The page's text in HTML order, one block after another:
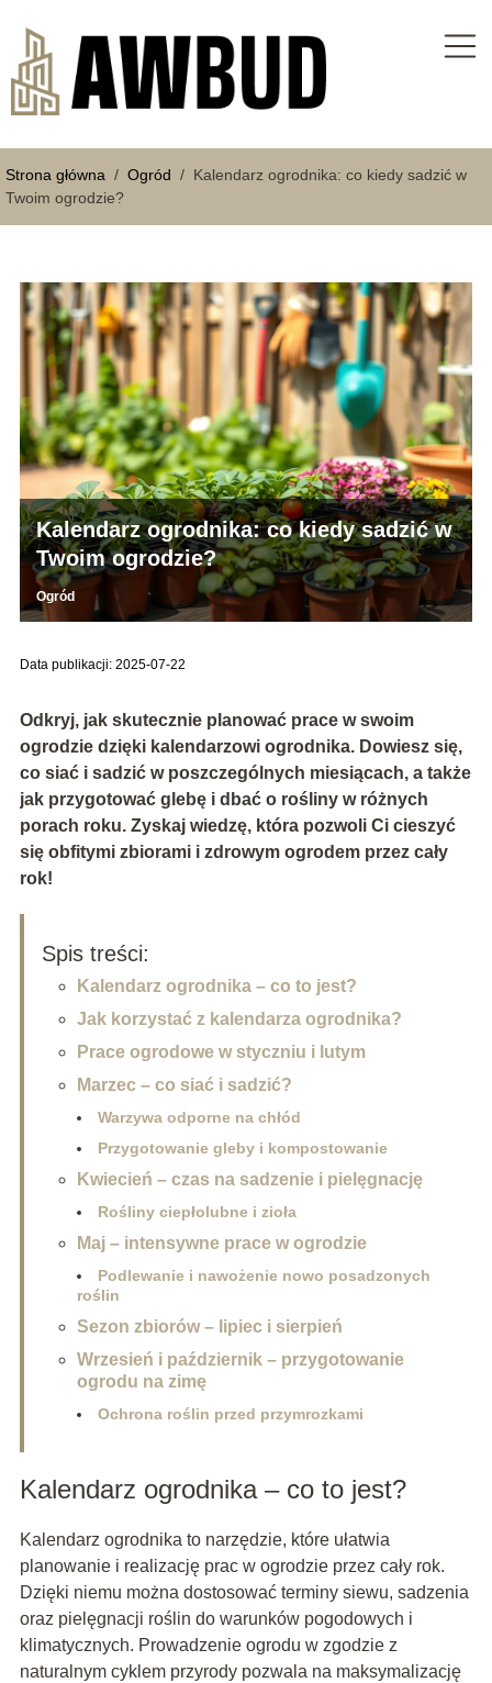
Strona główna / Ogród / Kalendarz ogrodnika: co kiedy sadzić w
Twoim ogrodzie?
Kalendarz ogrodnika: co kiedy sadzić w
Twoim ogrodzie?
Ogród
Data publikacji: 2025-07-22
Odkryj, jak skutecznie planować prace w swoim
ogrodzie dzięki kalendarzowi ogrodnika. Dowiesz się,
co siać i sadzić w poszczególnych miesiącach, a także
jak przygotować glebę i dbać o rośliny w różnych
porach roku. Zyskaj wiedzę, która pozwoli Ci cieszyć
się obfitymi zbiorami i zdrowym ogrodem przez cały
rok!
Spis treści:
Kalendarz ogrodnika – co to jest?
Jak korzystać z kalendarza ogrodnika?
Prace ogrodowe w styczniu i lutym
Marzec – co siać i sadzić?
Warzywa odporne na chłód
Przygotowanie gleby i kompostowanie
Kwiecień – czas na sadzenie i pielęgnację
Rośliny ciepłolubne i zioła
Maj – intensywne prace w ogrodzie
Podlewanie i nawożenie nowo posadzonych
roślin
Sezon zbiorów – lipiec i sierpień
Wrzesień i październik – przygotowanie
ogrodu na zimę
Ochrona roślin przed przymrozkami
Kalendarz ogrodnika – co to jest?
Kalendarz ogrodnika to narzędzie, które ułatwia
planowanie i realizację prac w ogrodzie przez cały rok.
Dzięki niemu można dostosować terminy siewu, sadzenia
oraz pielęgnacji roślin do warunków pogodowych i
klimatycznych. Prowadzenie ogrodu w zgodzie z
naturalnym cyklem przyrody pozwala na maksymalizację